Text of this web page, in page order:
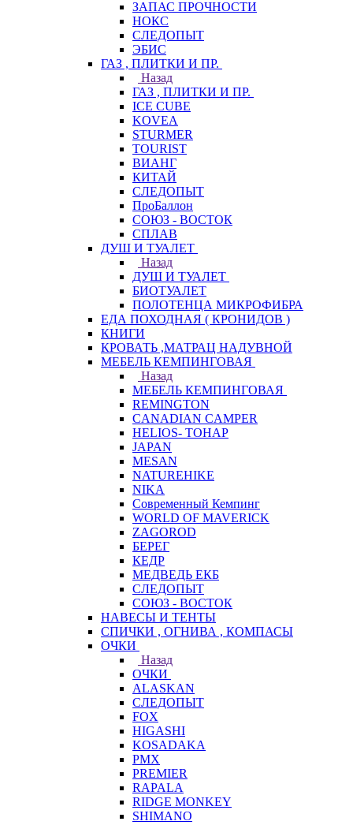
ЗАПАС ПРОЧНОСТИ
НОКС
СЛЕДОПЫТ
ЭБИС
ГАЗ , ПЛИТКИ И ПР.
Назад
ГАЗ , ПЛИТКИ И ПР.
ICE CUBE
KOVEA
STURMER
TOURIST
ВИАНГ
КИТАЙ
СЛЕДОПЫТ
ПроБаллон
СОЮЗ - ВОСТОК
СПЛАВ
ДУШ И ТУАЛЕТ
Назад
ДУШ И ТУАЛЕТ
БИОТУАЛЕТ
ПОЛОТЕНЦА МИКРОФИБРА
ЕДА ПОХОДНАЯ ( КРОНИДОВ )
КНИГИ
КРОВАТЬ ,МАТРАЦ НАДУВНОЙ
МЕБЕЛЬ КЕМПИНГОВАЯ
Назад
МЕБЕЛЬ КЕМПИНГОВАЯ
REMINGTON
CANADIAN CAMPER
HELIOS- ТОНАР
JAPAN
MESAN
NATUREHIKE
NIKA
Современный Кемпинг
WORLD OF MAVERICK
ZAGOROD
БЕРЕГ
КЕДР
МЕДВЕДЬ ЕКБ
СЛЕДОПЫТ
СОЮЗ - ВОСТОК
НАВЕСЫ И ТЕНТЫ
СПИЧКИ , ОГНИВА , КОМПАСЫ
ОЧКИ
Назад
ОЧКИ
ALASKAN
СЛЕДОПЫТ
FOX
HIGASHI
KOSADAKA
PMX
PREMIER
RAPALA
RIDGE MONKEY
SHIMANO